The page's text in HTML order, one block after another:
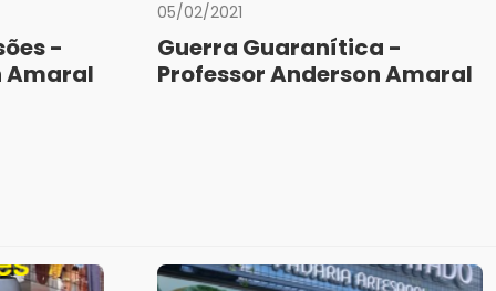
-
Amaral
05/02/2021
Guerra Guaranítica -
Professor Anderson Amaral